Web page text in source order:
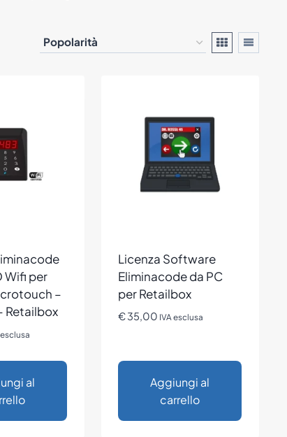
Wifi per
–
Retailbox
esclusa
al
Licenza Software
Eliminacode da PC
per Retailbox
€35,00 IVA esclusa
Aggiungi al
carrello